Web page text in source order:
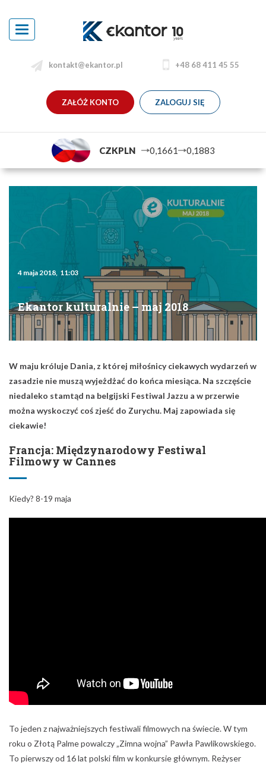
Toggle
navigation
kontakt@ekantor.pl +48 68 411 45 55
ZAŁÓŻ KONTO ZALOGUJ SIĘ
CZKPLN 0,1661 0,1883
4 maja 2018, 11:03
Ekantor kulturalnie – maj 2018
W maju króluje Dania, z której miłośnicy ciekawych wydarzeń w
zasadzie nie muszą wyjeżdżać do końca miesiąca. Na szczęście
niedaleko stamtąd na belgijski Festiwal Jazzu a w przerwie
można wyskoczyć coś zjeść do Zurychu. Maj zapowiada się
ciekawie!
Francja: Międzynarodowy Festiwal
Filmowy w Cannes
Kiedy? 8-19 maja
To jeden z najważniejszych festiwali filmowych na świecie. W tym
roku o Złotą Palme powalczy „Zimna wojna” Pawła Pawlikowskiego.
To pierwszy od 16 lat polski film w konkursie głównym. Reżyser